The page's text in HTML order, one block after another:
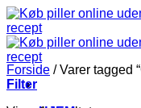
Fortsæt
til
indhold
Forside /Varer tagged
Filter